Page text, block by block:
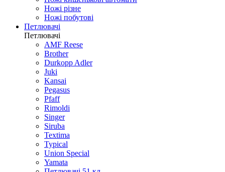
Ножі різне
Ножі побутові
Петлювачі
Петлювачі
AMF Reese
Brother
Durkopp Adler
Juki
Kansai
Pegasus
Pfaff
Rimoldi
Singer
Siruba
Textima
Typical
Union Special
Yamata